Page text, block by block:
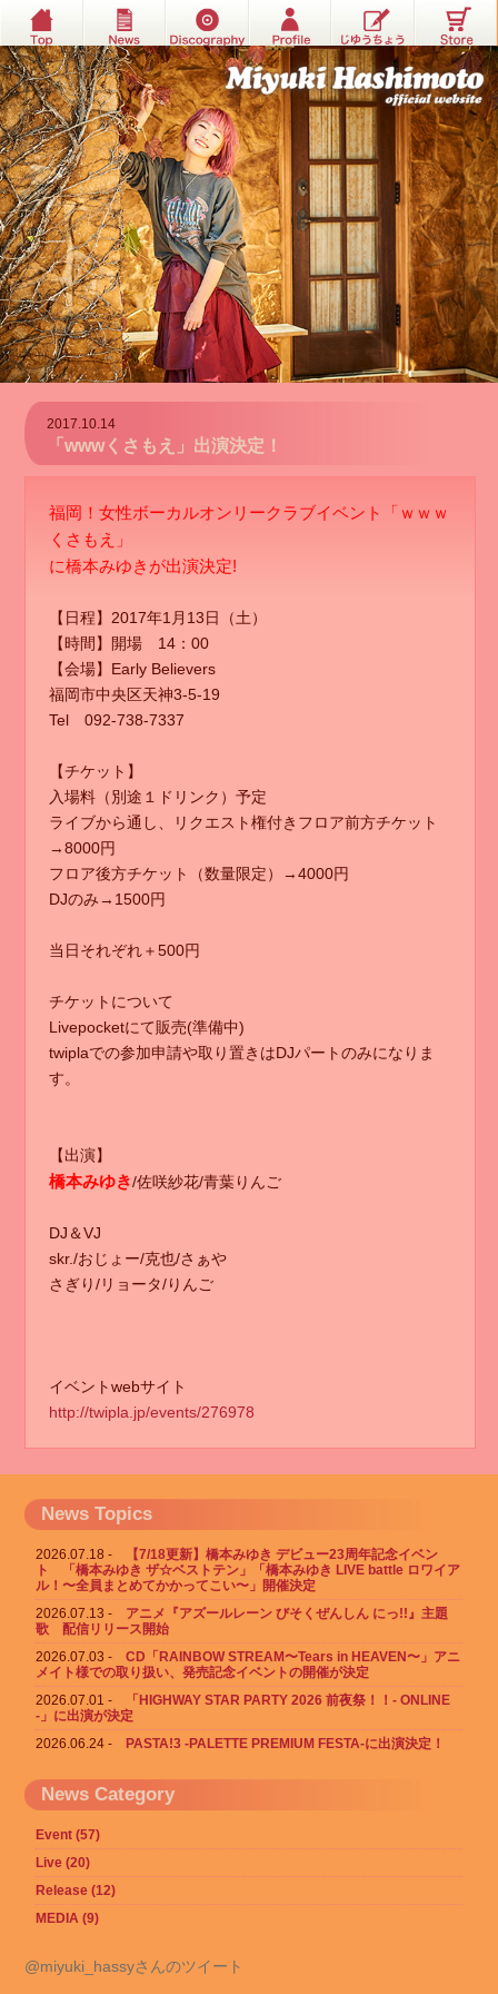
2017.10.14
「wwwくさもえ」出演決定！
福岡！女性ボーカルオンリークラブイベント「ｗｗｗ
くさもえ」
に橋本みゆきが出演決定!
【日程】2017年1月13日（土）
【時間】開場 14：00
【会場】Early Believers
福岡市中央区天神3-5-19
Tel 092-738-7337
【チケット】
入場料（別途１ドリンク）予定
ライブから通し、リクエスト権付きフロア前方チケット
→8000円
フロア後方チケット（数量限定）→4000円
DJのみ→1500円
当日それぞれ＋500円
チケットについて
Livepocketにて販売(準備中)
twiplaでの参加申請や取り置きはDJパートのみになりま
す。
【出演】
橋本みゆき/佐咲紗花/青葉りんご
DJ＆VJ
skr./おじょー/克也/さぁや
さぎり/リョータ/りんご
イベントwebサイト
http://twipla.jp/events/276978
News Topics
2026.07.18
【7/18更新】橋本みゆき デビュー23周年記念イベン
ト 「橋本みゆき ザ☆ベストテン」「橋本みゆき LIVE battle ロワイア
ル！〜全員まとめてかかってこい〜」開催決定
2026.07.13
アニメ『アズールレーン びそくぜんしん にっ!!』主題
歌 配信リリース開始
2026.07.03
CD「RAINBOW STREAM〜Tears in HEAVEN〜」アニ
メイト様での取り扱い、発売記念イベントの開催が決定
2026.07.01
「HIGHWAY STAR PARTY 2026 前夜祭！！- ONLINE
-」に出演が決定
2026.06.24
PASTA!3 -PALETTE PREMIUM FESTA-に出演決定！
News Category
Event (57)
Live (20)
Release (12)
MEDIA (9)
@miyuki_hassyさんのツイート